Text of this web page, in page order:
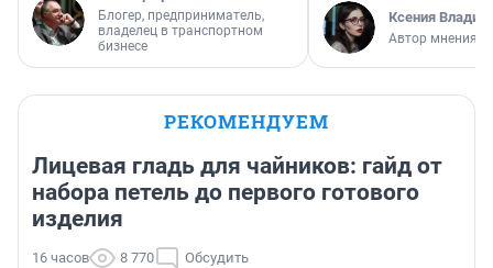
Блогер, предприниматель,
владелец в транспортном
бизнесе
Ксения
Автор мнения
РЕКОМЕНДУЕМ
Лицевая гладь для чайников: гайд от
набора петель до первого готового
изделия
16 часов 8 770 Обсудить